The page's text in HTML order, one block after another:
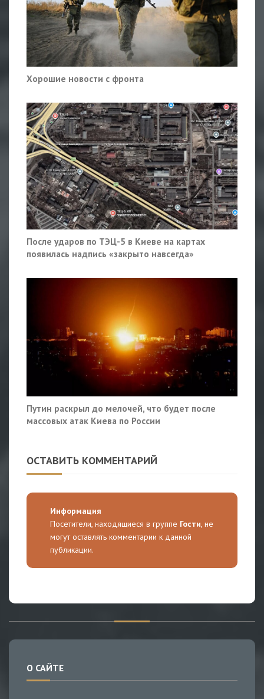
Хорошие новости с фронта
После ударов по ТЭЦ-5 в Киеве на картах
появилась надпись «закрыто навсегда»
Путин раскрыл до мелочей, что будет после
массовых атак Киева по России
ОСТАВИТЬ КОММЕНТАРИЙ
Информация
Посетители, находящиеся в группе Гости, не
могут оставлять комментарии к данной
публикации.
О САЙТЕ